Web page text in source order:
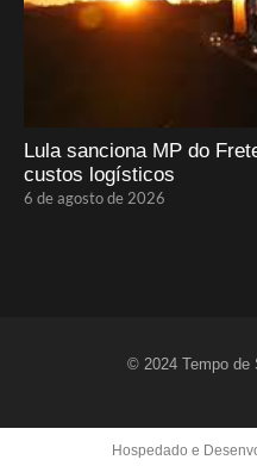
Lula sanciona MP do
custos logísticos
6 de agosto de 2026
© 2024 Tempo de
Hospedado e